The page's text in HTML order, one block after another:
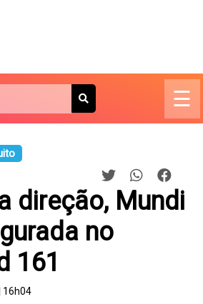
☰
direção, Mundi
no
161
16h04